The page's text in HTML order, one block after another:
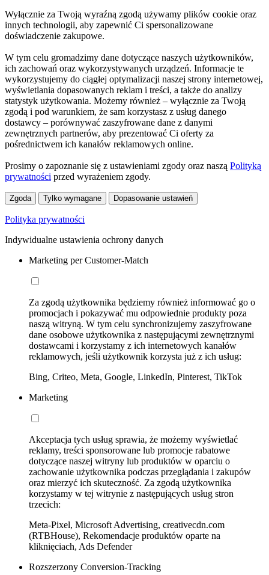
Wyłącznie za Twoją wyraźną zgodą używamy plików cookie oraz
innych technologii, aby zapewnić Ci spersonalizowane
doświadczenie zakupowe.
W tym celu gromadzimy dane dotyczące naszych użytkowników,
ich zachowań oraz wykorzystywanych urządzeń. Informacje te
wykorzystujemy do ciągłej optymalizacji naszej strony internetowej,
wyświetlania dopasowanych reklam i treści, a także do analizy
statystyk użytkowania. Możemy również – wyłącznie za Twoją
zgodą i pod warunkiem, że sam korzystasz z usług danego
dostawcy – porównywać zaszyfrowane dane z danymi
zewnętrznych partnerów, aby prezentować Ci oferty za
pośrednictwem ich kanałów reklamowych online.
Prosimy o zapoznanie się z ustawieniami zgody oraz naszą Polityką
prywatności przed wyrażeniem zgody.
Zgoda Tylko wymagane Dopasowanie ustawień
Polityka prywatności
Indywidualne ustawienia ochrony danych
Marketing per Customer-Match
Za zgodą użytkownika będziemy również informować go o
promocjach i pokazywać mu odpowiednie produkty poza
naszą witryną. W tym celu synchronizujemy zaszyfrowane
dane osobowe użytkownika z następującymi zewnętrznymi
dostawcami i korzystamy z ich internetowych kanałów
reklamowych, jeśli użytkownik korzysta już z ich usług:
Bing, Criteo, Meta, Google, LinkedIn, Pinterest, TikTok
Marketing
Akceptacja tych usług sprawia, że możemy wyświetlać
reklamy, treści sponsorowane lub promocje rabatowe
dotyczące naszej witryny lub produktów w oparciu o
zachowanie użytkownika podczas przeglądania i zakupów
oraz mierzyć ich skuteczność. Za zgodą użytkownika
korzystamy w tej witrynie z następujących usług stron
trzecich:
Meta-Pixel, Microsoft Advertising, creativecdn.com
(RTBHouse), Rekomendacje produktów oparte na
kliknięciach, Ads Defender
Rozszerzony Conversion-Tracking